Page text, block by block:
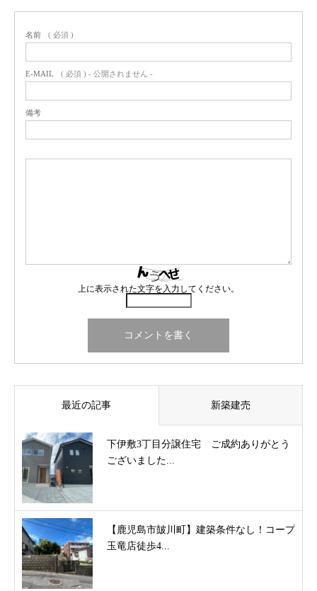
名前 ( 必須 )
E-MAIL ( 必須 ) - 公開されません -
備考
上に表示された文字を入力してください。
最近の記事 新築建売
下伊敷3丁目分譲住宅 ご成約ありがとう
ございました...
【鹿児島市皷川町】建築条件なし！コープ
玉竜店徒歩4...